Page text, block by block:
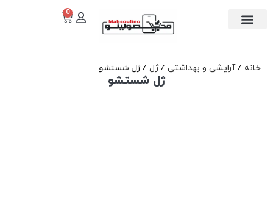
0
خانه آرایشی و بهداشتی ژل ژل شستشو
ژل شستشو